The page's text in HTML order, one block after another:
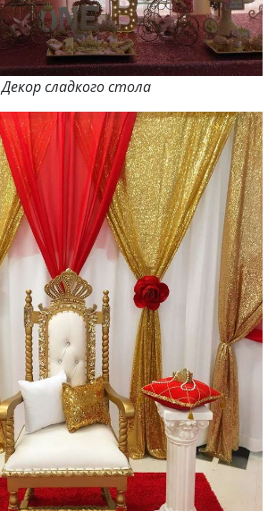
Декор сладкого стола